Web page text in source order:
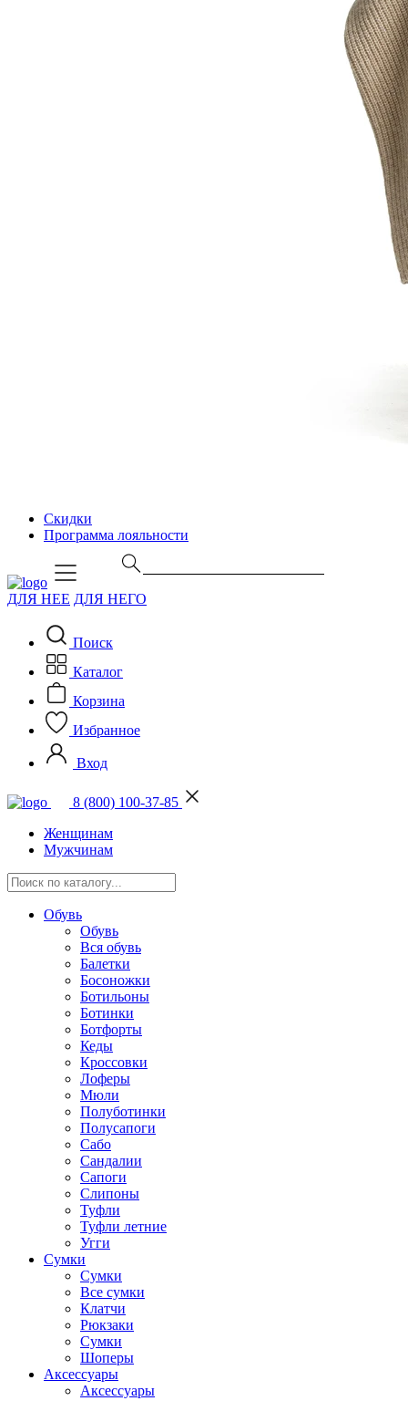
Скидки
Программа лояльности
ДЛЯ НЕЕ ДЛЯ НЕГО
Поиск
Каталог
Корзина
Избранное
Вход
8 (800) 100-37-85
Женщинам
Мужчинам
Обувь
Обувь
Вся обувь
Балетки
Босоножки
Ботильоны
Ботинки
Ботфорты
Кеды
Кроссовки
Лоферы
Мюли
Полуботинки
Полусапоги
Сабо
Сандалии
Сапоги
Слипоны
Туфли
Туфли летние
Угги
Сумки
Сумки
Все сумки
Клатчи
Рюкзаки
Сумки
Шоперы
Аксессуары
Аксессуары